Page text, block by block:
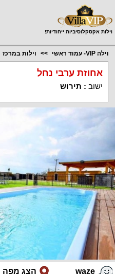
וילות אקסקלוסיביות ייחודיות!
וילה VIP- עמוד ראשי וילות במרכז
אחוזת ערבי נחל
ישוב : תירוש
waze הצג מפה